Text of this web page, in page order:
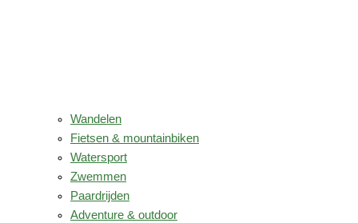
Wandelen
Fietsen & mountainbiken
Watersport
Zwemmen
Paardrijden
Adventure & outdoor